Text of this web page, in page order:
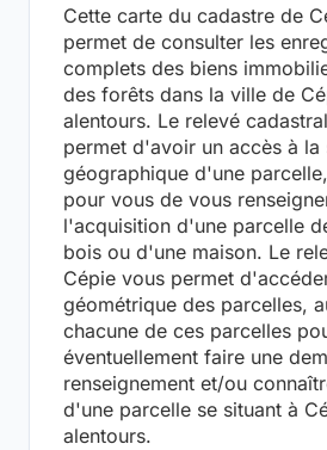
Cette carte du cadastre de
permet de consulter les
complets des biens
des forêts dans la ville de
alentours. Le relevé
permet d'avoir un accès à la
géographique d'une
pour vous de vous
l'acquisition d'une parcelle
bois ou d'une maison. Le
Cépie vous permet
géométrique des parcelles,
chacune de ces parcelles
éventuellement faire une
renseignement et/ou
d'une parcelle se situant à
alentours.